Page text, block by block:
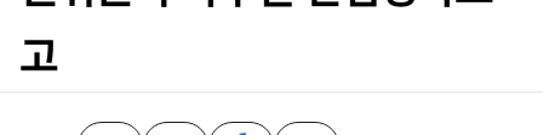
고